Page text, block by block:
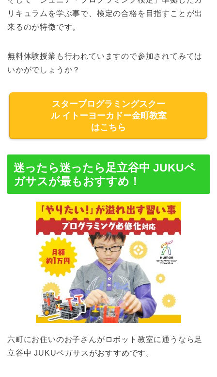
リキュラムを学ぶ事で、検定の合格を目指すことが出
来るのが特徴です。
無料体験授業も行われていますので参加されてみては
いかがでしょうか？
スタープログラミングスクー
ル イトーヨーカドー金町教室
はこちら
迷ったら迷ったら足立谷中 JUKUペ
ガサスが最もおすすめ！
六町にお住いのお子さんがロボット教室に通うなら足
立谷中 JUKUペガサスがおすすめです。